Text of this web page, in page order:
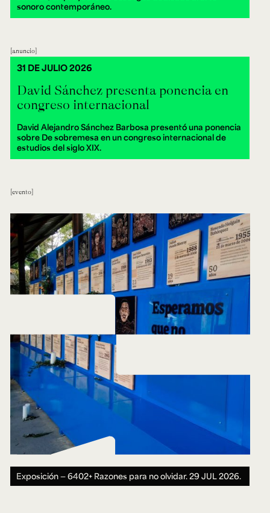
sonoro contemporáneo.
anuncio
David Sánchez presenta ponencia en
congreso internacional
David Alejandro Sánchez Barbosa presentó una ponencia
sobre De sobremesa en un congreso internacional de
estudios del siglo XIX.
31 DE JULIO 2026
evento
Exposición — 6402+ Razones para no olvidar.29 JUL 2026.